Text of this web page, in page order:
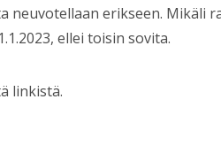
neuvotellaan erikseen. Mikäli
ellei toisin sovita.
linkistä.